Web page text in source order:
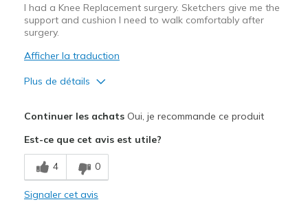
I had a Knee Replacement surgery. Sketchers give me the
support and cushion I need to walk comfortably after
surgery.
Afficher la traduction
Plus de détails
Breathe Well
Comfortable
Continuer les achatsOui, je recommande ce produit
Est-ce que cet avis est utile?
4 0
Signaler cet avis